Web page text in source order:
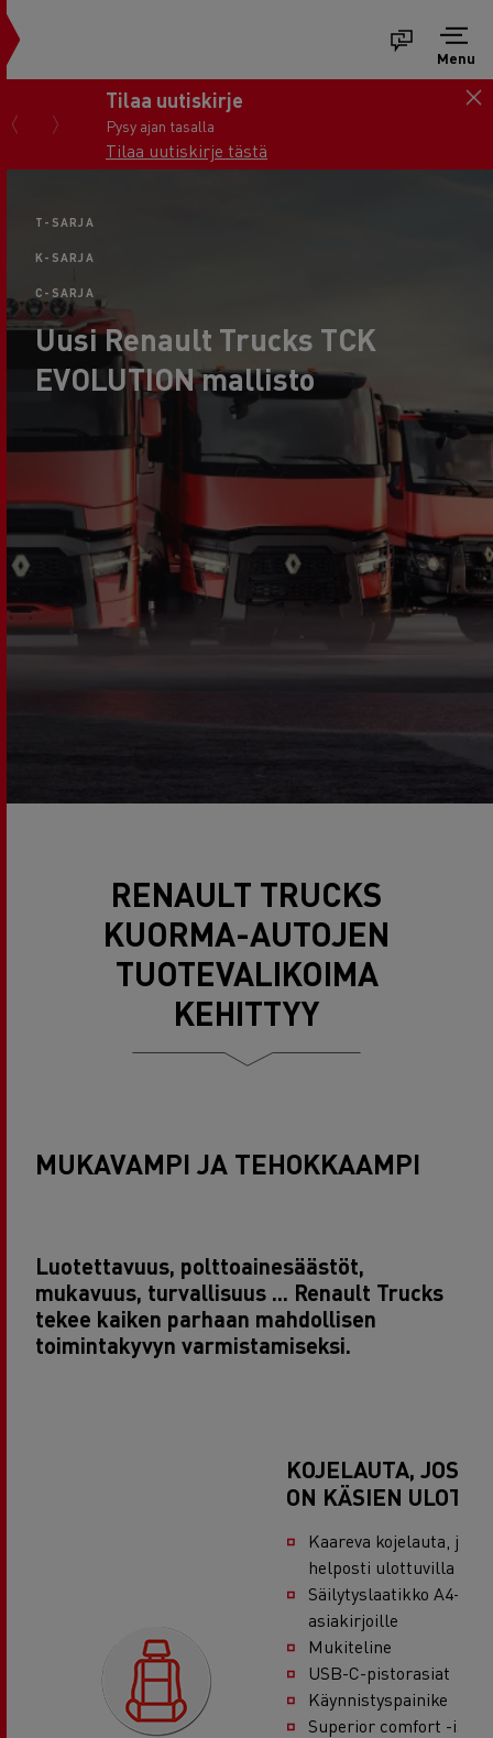
Menu
Tilaa uutiskirje
Pysy ajan tasalla
Tilaa uutiskirje tästä
T-SARJA
K-SARJA
C-SARJA
Uusi Renault Trucks TCK
EVOLUTION mallisto
RENAULT TRUCKS
KUORMA-AUTOJEN
TUOTEVALIKOIMA
KEHITTYY
MUKAVAMPI JA TEHOKKAAMPI
Luotettavuus, polttoainesäästöt,
mukavuus, turvallisuus ... Renault Trucks
tekee kaiken parhaan mahdollisen
toimintakyvyn varmistamiseksi.
KOJELAUTA,
ON KÄSIEN
Kaareva kojelauta,
helposti ulottuvilla
Säilytyslaatikko A4-
asiakirjoille
Mukiteline
USB-C-pistorasiat
Käynnistyspainike
Superior comfort -